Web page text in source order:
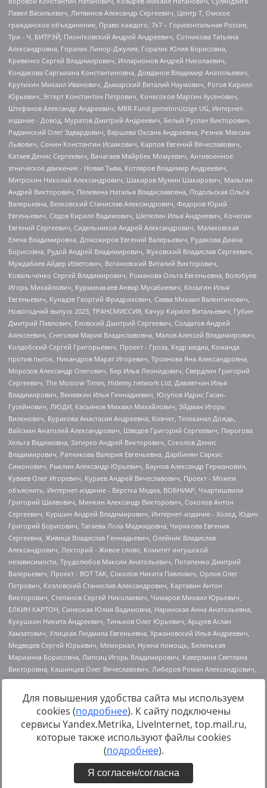
https://minjust.gov.ru/uploaded/files/reestr-
inostrannyih-agentov-22-03-2024.pdfданные на22.03.2024
Для повышения удобства сайта мы используем
cookies (подробнее). К сайту подключены
сервисы Yandex.Metrika, LiveInternet, top.mail.ru,
которые также используют файлы cookies
(подробнее).
Я согласен/согласна